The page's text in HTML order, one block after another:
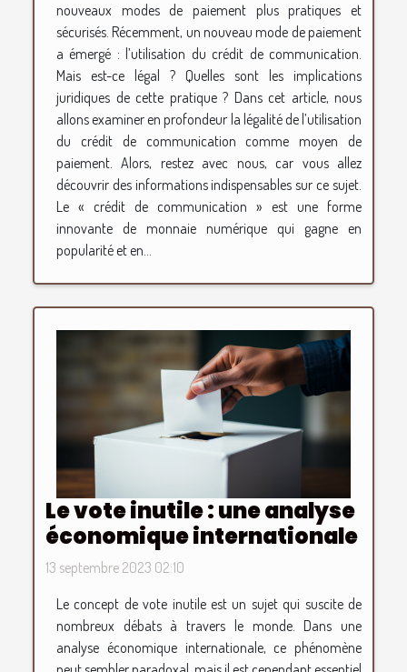
nouveaux modes de paiement plus pratiques et
sécurisés. Récemment, un nouveau mode de paiement
a émergé : l’utilisation du crédit de communication.
Mais est-ce légal ? Quelles sont les implications
juridiques de cette pratique ? Dans cet article, nous
allons examiner en profondeur la légalité de l’utilisation
du crédit de communication comme moyen de
paiement. Alors, restez avec nous, car vous allez
découvrir des informations indispensables sur ce sujet.
Le « crédit de communication » est une forme
innovante de monnaie numérique qui gagne en
popularité et en...
Le vote inutile : une analyse
économique internationale
13 septembre 2023 02:10
Le concept de vote inutile est un sujet qui suscite de
nombreux débats à travers le monde. Dans une
analyse économique internationale, ce phénomène